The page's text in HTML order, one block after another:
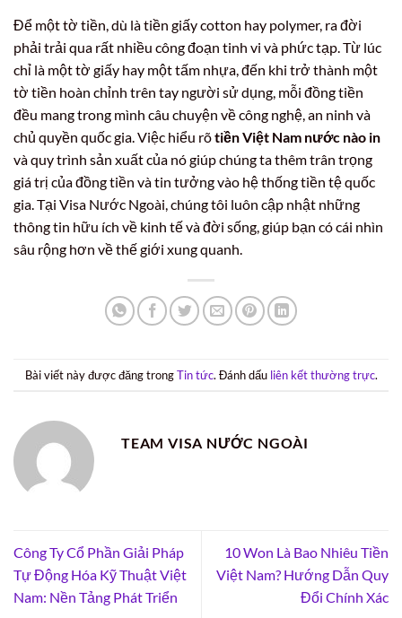
Để một tờ tiền, dù là tiền giấy cotton hay polymer, ra đời
phải trải qua rất nhiều công đoạn tinh vi và phức tạp. Từ lúc
chỉ là một tờ giấy hay một tấm nhựa, đến khi trở thành một
tờ tiền hoàn chỉnh trên tay người sử dụng, mỗi đồng tiền
đều mang trong mình câu chuyện về công nghệ, an ninh và
chủ quyền quốc gia. Việc hiểu rõtiền Việt Nam nước nào in
và quy trình sản xuất của nó giúp chúng ta thêm trân trọng
giá trị của đồng tiền và tin tưởng vào hệ thống tiền tệ quốc
gia. Tại Visa Nước Ngoài, chúng tôi luôn cập nhật những
thông tin hữu ích về kinh tế và đời sống, giúp bạn có cái nhìn
sâu rộng hơn về thế giới xung quanh.
Bài viết này được đăng trongTin tức. Đánh dấu liên kết thường trực.
TEAM VISA NƯỚC NGOÀI
Công Ty Cổ Phần Giải Pháp
Tự Động Hóa Kỹ Thuật Việt
Nam: Nền Tảng Phát Triển
10 Won Là Bao Nhiêu Tiền
Việt Nam? Hướng Dẫn Quy
Đổi Chính Xác